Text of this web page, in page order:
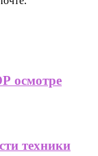
осмотре
техники